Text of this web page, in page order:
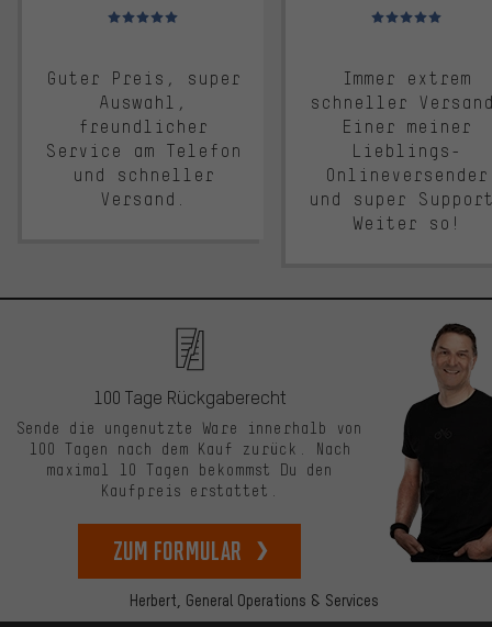
Bewertungen: 5 von 5
Guter Preis, super
Auswahl,
freundlicher
Service am Telefon
und schneller
Versand.
Bewertungen: 5 von 5
Immer extrem
schneller
Einer meiner
Lieblings-
Onlineversender
und super
Weiter so!
Herbert, General Operations & Services
100 Tage Rückgaberecht
Sende die ungenutzte Ware innerhalb von
100 Tagen nach dem Kauf zurück. Nach
maximal 10 Tagen bekommst Du den
Kaufpreis erstattet.
zum Formular